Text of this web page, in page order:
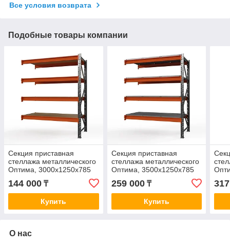
Все условия возврата
Подобные товары компании
Секция приставная
стеллажа металлического
Оптима, 3000x1250x785
мм. Ярусы: 4 шт. фанера
144 000 ₸
Купить
Секция приставная
стеллажа металлического
Оптима, 3500x1250x785
мм. Ярусы: 4 шт. метал.
259 000₸
Купить
О нас